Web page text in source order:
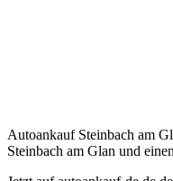
Autoankauf Steinbach am
Steinbach am Glan und